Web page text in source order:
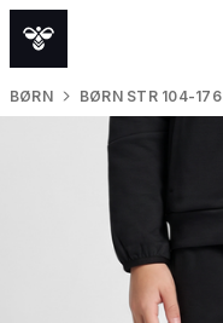
BØRN BØRN STR 104-176